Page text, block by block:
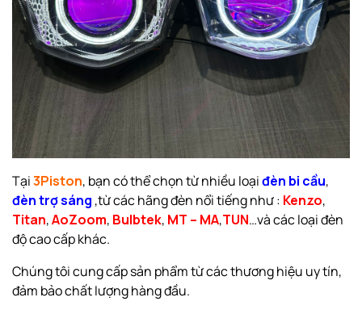
Tại3Piston, bạn có thể chọn từ nhiều loạiđèn bi cầu,
đèn trợ sáng ,từ các hãng đèn nổi tiếng như : Kenzo,
Titan,AoZoom, Bulbtek, MT – MA,TUN…và các loại đèn
độ cao cấp khác.
Chúng tôi cung cấp sản phẩm từ các thương hiệu uy tín,
đảm bảo chất lượng hàng đầu.